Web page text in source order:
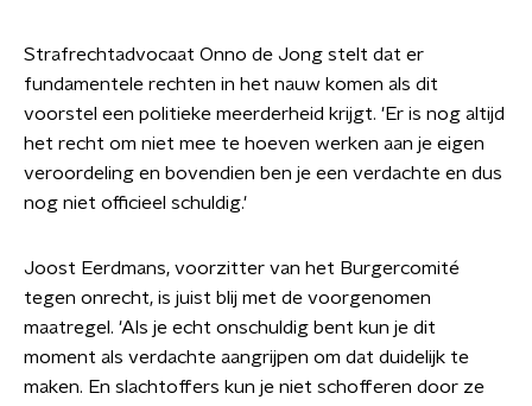
Strafrechtadvocaat Onno de Jong stelt dat er
fundamentele rechten in het nauw komen als dit
voorstel een politieke meerderheid krijgt. 'Er is nog altijd
het recht om niet mee te hoeven werken aan je eigen
veroordeling en bovendien ben je een verdachte en dus
nog niet officieel schuldig.'
Joost Eerdmans, voorzitter van het Burgercomité
tegen onrecht, is juist blij met de voorgenomen
maatregel. 'Als je echt onschuldig bent kun je dit
moment als verdachte aangrijpen om dat duidelijk te
maken. En slachtoffers kun je niet schofferen door ze